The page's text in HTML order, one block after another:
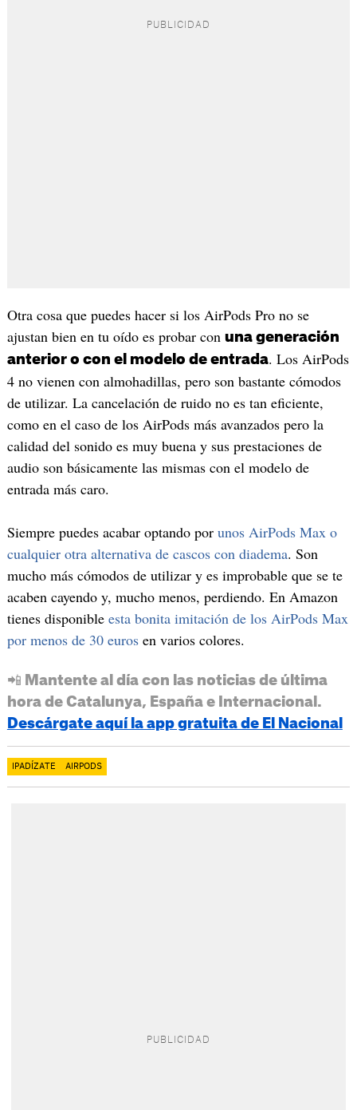
Otra cosa que puedes hacer si los AirPods Pro no se
ajustan bien en tu oído es probar con una generación
anterior o con el modelo de entrada. Los AirPods
4 no vienen con almohadillas, pero son bastante cómodos
de utilizar. La cancelación de ruido no es tan eficiente,
como en el caso de los AirPods más avanzados pero la
calidad del sonido es muy buena y sus prestaciones de
audio son básicamente las mismas con el modelo de
entrada más caro.
Siempre puedes acabar optando por unos AirPods Max o
cualquier otra alternativa de cascos con diadema. Son
mucho más cómodos de utilizar y es improbable que se te
acaben cayendo y, mucho menos, perdiendo. En Amazon
tienes disponible esta bonita imitación de los AirPods Max
por menos de 30 eurosen varios colores.
📲 Mantente al día con las noticias de última
hora de Catalunya, España e Internacional.
Descárgate aquí la app gratuita de El Nacional
IPADÍZATE AIRPODS